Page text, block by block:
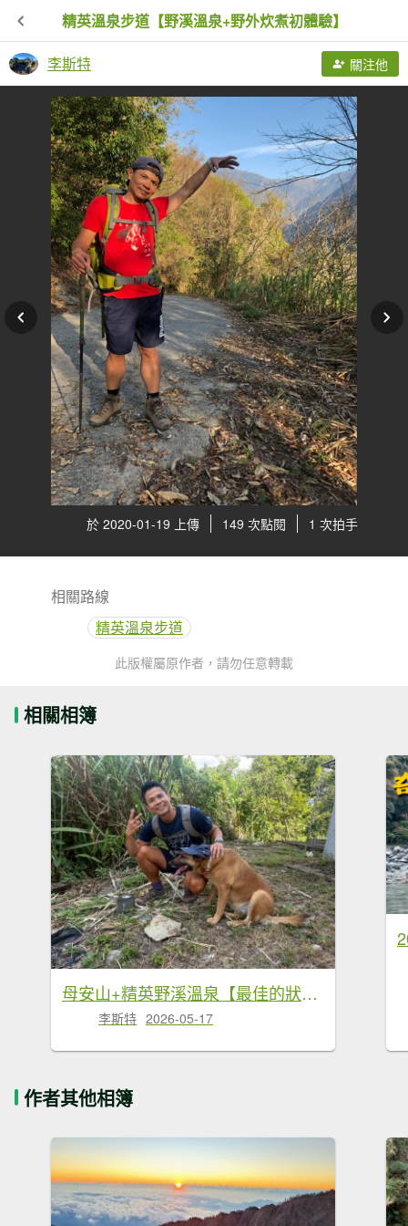
精英溫泉步道【野溪溫泉+野外炊煮初體驗】
李斯特 關注他
於 2020-01-19 上傳 149 次點閱 1 次拍手
相關路線
精英溫泉步道
此版權屬原作者，請勿任意轉載
相關相簿
母安山+精英野溪溫泉【最佳的狀態值得再來一次】
李斯特 2026-05-17
作者其他相簿